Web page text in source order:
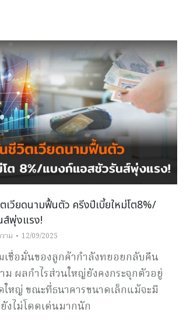
เวียดนามฟื้นตัว ครีงปีเบี้ยใหม่โต8%/
ส์พุ่งแรง!
าม 12/09/2025
เชื่อมั่นของลูกค้ากำลังทยอยกลับคืน
ม ผลกำไรส่วนใหญ่ยังคงกระจุกตัวอยู่
ใหญ่ ขณะที่ธนาคารขนาดเล็กแม้จะมี
งไม่โดดเด่นมากนัก